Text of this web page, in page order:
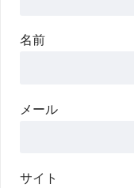
名前
メール
サイト